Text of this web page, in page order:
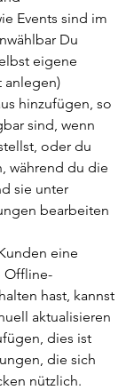
Events sind im
Du
eigene
anlegen)
hinzufügen, so
sind, wenn
oder du
während du die
sie unter
bearbeiten
eine
Offline-
hast, kannst
aktualisieren
dies ist
die sich
nützlich.